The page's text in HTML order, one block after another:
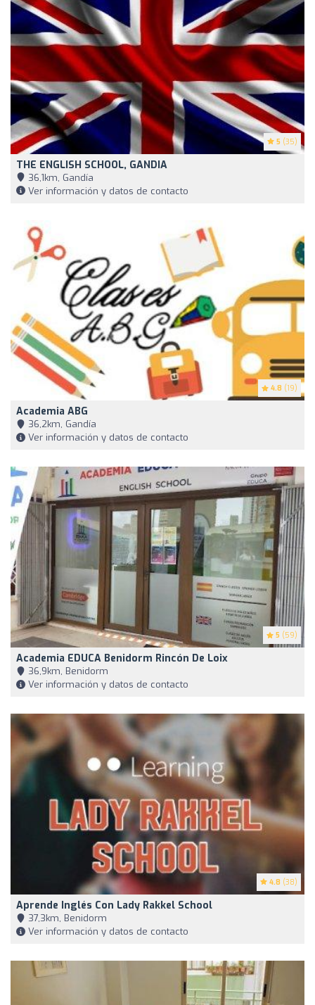
5 (35)
THE ENGLISH SCHOOL, GANDIA
36,1km, Gandía
Ver información y datos de contacto
4.8 (19)
Academia ABG
36,2km, Gandía
Ver información y datos de contacto
5 (59)
Academia EDUCA Benidorm Rincón De Loix
36,9km, Benidorm
Ver información y datos de contacto
4.8 (38)
Aprende Inglés Con Lady Rakkel School
37,3km, Benidorm
Ver información y datos de contacto